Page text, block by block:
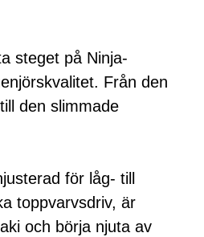
steget på Ninja-
Från den
den slimmade
för låg- till
toppvarvsdriv, är
och börja njuta av